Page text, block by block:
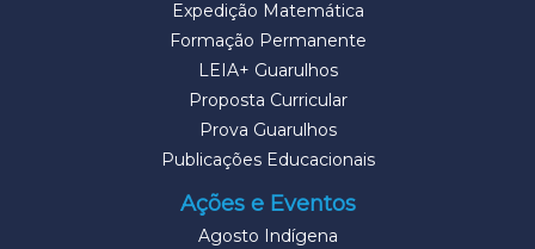
Expedição Matemática
Formação Permanente
LEIA+ Guarulhos
Proposta Curricular
Prova Guarulhos
Publicações Educacionais
Ações e Eventos
Agosto Indígena